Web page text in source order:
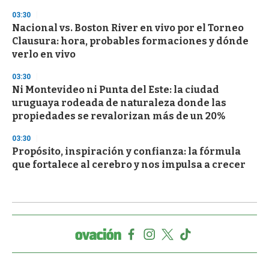
03:30
Nacional vs. Boston River en vivo por el Torneo
Clausura: hora, probables formaciones y dónde
verlo en vivo
03:30
Ni Montevideo ni Punta del Este: la ciudad
uruguaya rodeada de naturaleza donde las
propiedades se revalorizan más de un 20%
03:30
Propósito, inspiración y confianza: la fórmula
que fortalece al cerebro y nos impulsa a crecer